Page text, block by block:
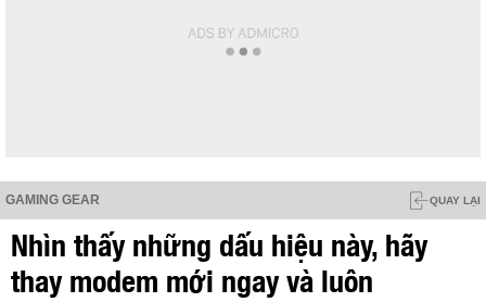
GAMING GEAR QUAY LẠI
Nhìn thấy những dấu hiệu này, hãy
thay modem mới ngay và luôn